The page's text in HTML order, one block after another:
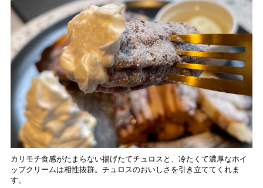
カリモチ食感がたまらない揚げたてチュロスと、冷たくて濃厚なホイ
ップクリームは相性抜群。チュロスのおいしさを引き立ててくれま
す。